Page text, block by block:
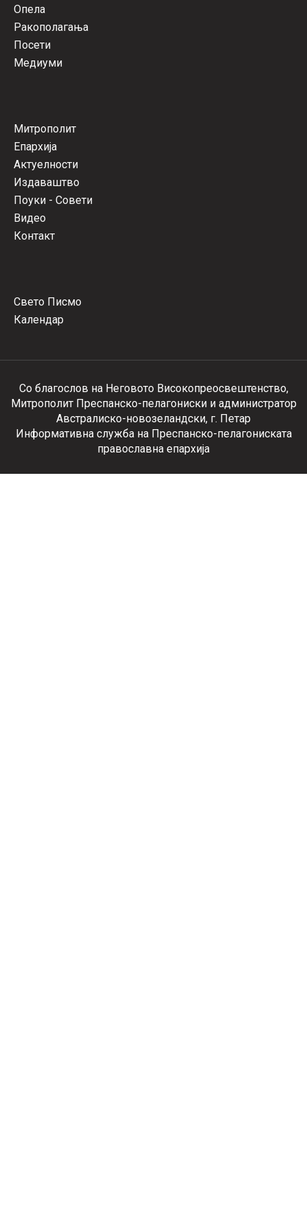
Опела
Ракополагања
Посети
Медиуми
Митрополит
Епархија
Актуелности
Издаваштво
Поуки - Совети
Видео
Контакт
Свето Писмо
Календар
Со благослов на Неговото Високопреосвештенство,
Митрополит Преспанско-пелагониски и администратор
Австралиско-новозеландски, г. Петар
Информативна служба на Преспанско-пелагониската
православна епархија